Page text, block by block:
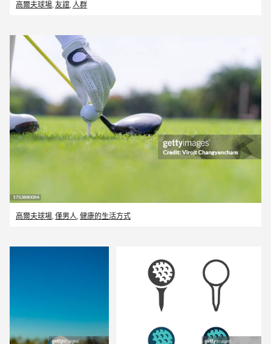
高爾夫球場 友誼 人群
高爾夫球場 僅男人 健康的生活方式